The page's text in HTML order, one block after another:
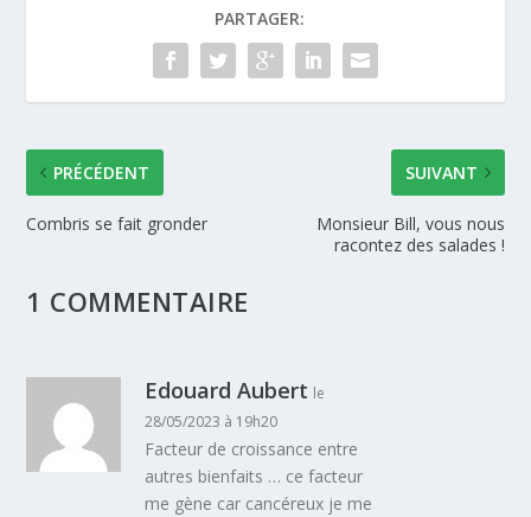
PARTAGER:
PRÉCÉDENT
Combris se fait gronder
SUIVANT
Monsieur Bill, vous nous
racontez des salades !
1 COMMENTAIRE
Edouard Aubert le
28/05/2023 à 19h20
Facteur de croissance entre
autres bienfaits … ce facteur
me gène car cancéreux je me